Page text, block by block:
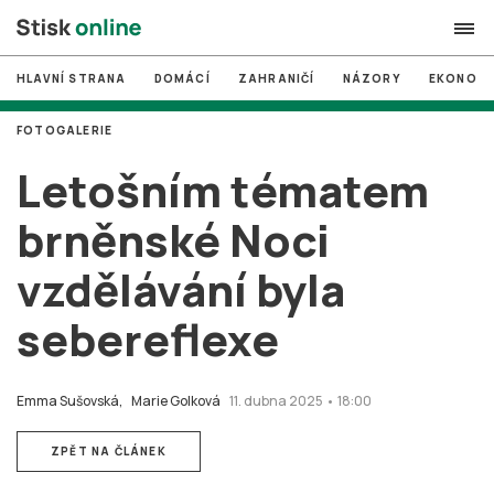
search
# MUNI
Brno
# volby
login PŘIHLÁSIT SE
Zapomněli jste heslo?
HLAVNÍ STRANA DOMÁCÍ ZAHRANIČÍ NÁZORY
Letošním tématem
brněnské Noci
vzdělávání byla
sebereflexe
Emma Sušovská, Marie Golková 11. dubna 2025 • 18:00
FOTOGALERIE
ZPĚT NA ČLÁNEK